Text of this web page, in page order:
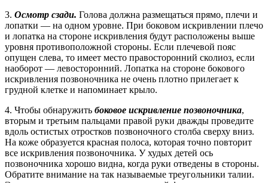
3. Осмотр сзади. Голова должна размещаться прямо, плечи и
лопатки — на одном уровне. При боковом искривлении плечо
и лопатка на стороне искривления будут расположены выше
уровня противоположной стороны. Если плечевой пояс
опущен слева, то имеет место правосторонний сколиоз, если
наоборот — левосторонний. Лопатка на стороне бокового
искривления позвоночника не очень плотно прилегает к
грудной клетке и напоминает крыло.
4. Чтобы обнаружить боковое искривление позвоночника,
вторым и третьим пальцами правой руки дважды проведите
вдоль остистых отростков позвоночного столба сверху вниз.
На коже образуется красная полоса, которая точно повторит
все искривления позвоночника. У худых детей ось
позвоночника хорошо видна, когда руки отведены в стороны.
Обратите внимание на так называемые треугольники талии.